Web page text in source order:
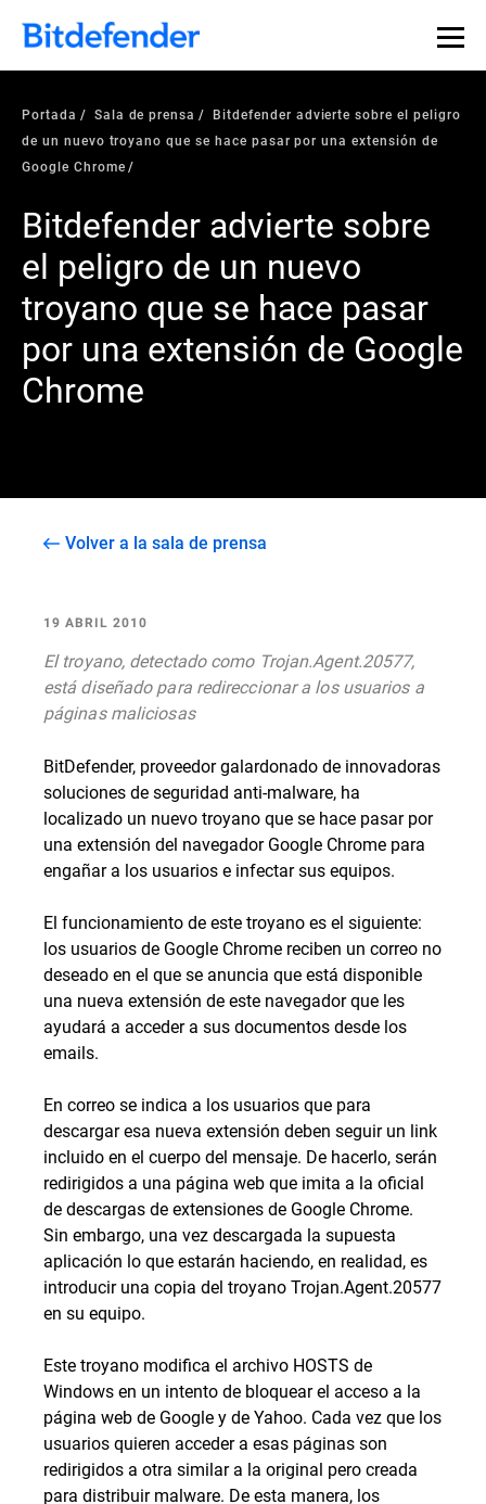
Portada Sala de prensa
Bitdefender advierte sobre el peligro
de un nuevo troyano que se hace pasar por una extensión de
Google Chrome
Bitdefender advierte sobre
el peligro de un nuevo
troyano que se hace pasar
por una extensión de Google
Chrome
Volver a la sala de prensa
19 ABRIL 2010
El troyano, detectado como Trojan.Agent.20577,
está diseñado para redireccionar a los usuarios a
páginas maliciosas
BitDefender, proveedor galardonado de innovadoras
soluciones de seguridad anti-malware, ha
localizado un nuevo troyano que se hace pasar por
una extensión del navegador Google Chrome para
engañar a los usuarios e infectar sus equipos.
El funcionamiento de este troyano es el siguiente:
los usuarios de Google Chrome reciben un correo no
deseado en el que se anuncia que está disponible
una nueva extensión de este navegador que les
ayudará a acceder a sus documentos desde los
emails.
En correo se indica a los usuarios que para
descargar esa nueva extensión deben seguir un link
incluido en el cuerpo del mensaje. De hacerlo, serán
redirigidos a una página web que imita a la oficial
de descargas de extensiones de Google Chrome.
Sin embargo, una vez descargada la supuesta
aplicación lo que estarán haciendo, en realidad, es
introducir una copia del troyano Trojan.Agent.20577
en su equipo.
Este troyano modifica el archivo HOSTS de
Windows en un intento de bloquear el acceso a la
página web de Google y de Yahoo. Cada vez que los
usuarios quieren acceder a esas páginas son
redirigidos a otra similar a la original pero creada
para distribuir malware. De esta manera, los